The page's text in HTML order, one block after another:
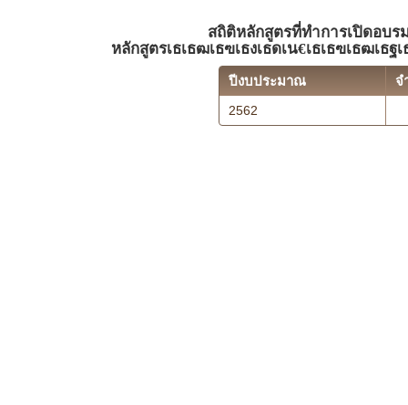
สถิติหลักสูตรที่ทำการเปิดอบ
หลักสูตรเธเธฒเธฃเธงเธดเน€เธเธฃเธฒเธฐเ
ปีงบประมาณ จ
2562